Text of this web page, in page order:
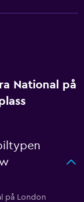
National på
på London